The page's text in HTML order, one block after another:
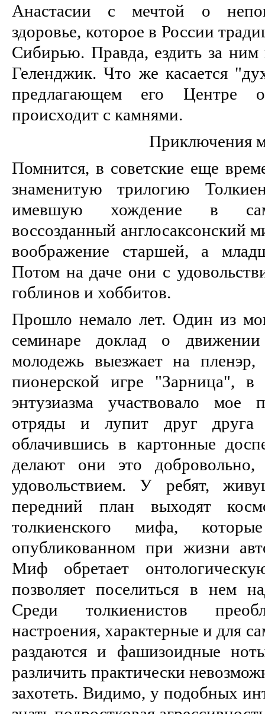
Анастасии с мечтой о
здоровье, которое в России
Сибирью. Правда, ездить за
Геленджик. Что же касается
предлагающем его
происходит с камнями.
Приключения
Помнится, в советские еще
знаменитую трилогию
имевшую хождение в
воссозданный англосаксонский
воображение старшей, а
Потом на даче они с
гоблинов и хоббитов.
Прошло немало лет. Один из
семинаре доклад о движении
молодежь выезжает на
пионерской игре "Зарница", в
энтузиазма участвовало мое
отряды и лупит друг друга
облачившись в картонные
делают они это
удовольствием. У ребят,
передний план выходят
толкиенского мифа,
опубликованном при жизни
Миф обретает
позволяет поселиться в нем
Среди толкиенистов
настроения, характерные и для
раздаются и фашизоидные
различить практически
захотеть. Видимо, у подобных